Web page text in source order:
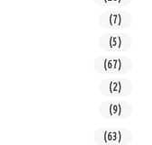
(7)
(5)
(67)
(2)
(9)
(63)